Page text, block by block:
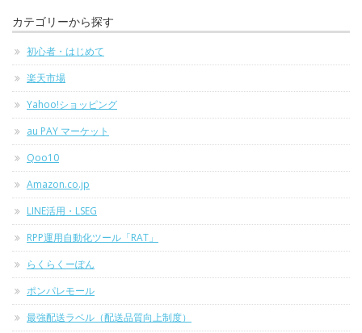
カテゴリーから探す
初心者・はじめて
楽天市場
Yahoo!ショッピング
au PAY マーケット
Qoo10
Amazon.co.jp
LINE活用・LSEG
RPP運用自動化ツール「RAT」
らくらくーぽん
ポンパレモール
最強配送ラベル（配送品質向上制度）